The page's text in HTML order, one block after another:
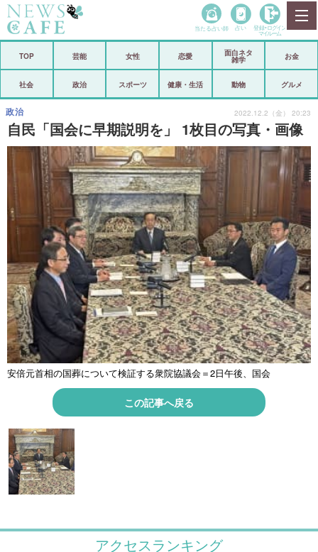
政治
芸能 スポーツ
恋愛 ビックリ
コメントポスト アリ／ナシ
リリース ショップ
登録・ログイン/マイルーム
当たる占い師 占い 登録• ログイン
マイルーム
TOP 芸能 女性 恋愛
面白ネタ
雑学
お金
社会 政治 スポーツ 健康・生活 動物 グルメ
自民「国会に早期説明を」 1枚目の写真・画像
政治 2022.12.2（金） 20:23
安倍元首相の国葬について検証する衆院協議会＝2日午後、国会
この記事へ戻る
アクセスランキング